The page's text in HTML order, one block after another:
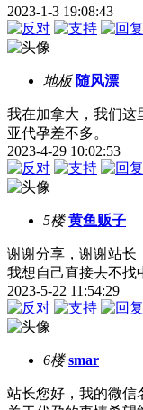
2023-1-3 19:08:43
地板 随风漂
我在加拿大，我们这
亚代孕差不多。
2023-4-29 10:02:53
5楼 黄鱼贩子
谢谢分享，谢谢站长
我想自己直接去不找
2023-5-22 11:54:29
6楼 smar
站长您好，我的微信